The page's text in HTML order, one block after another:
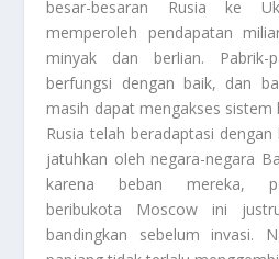
besar-besaran Rusia ke
memperoleh pendapatan
minyak dan berlian. Pabrik-
berfungsi dengan baik, dan
masih dapat mengakses sistem
Rusia telah beradaptasi
jatuhkan oleh negara-negara
karena beban mereka,
beribukota Moscow ini
bandingkan sebelum invasi.